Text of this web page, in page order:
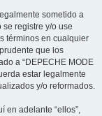
sometido a
se registre y/o use
términos en cualquier
que los
a “DEPECHE MODE
estar legalmente
y/o reformados.
en adelante “ellos”,